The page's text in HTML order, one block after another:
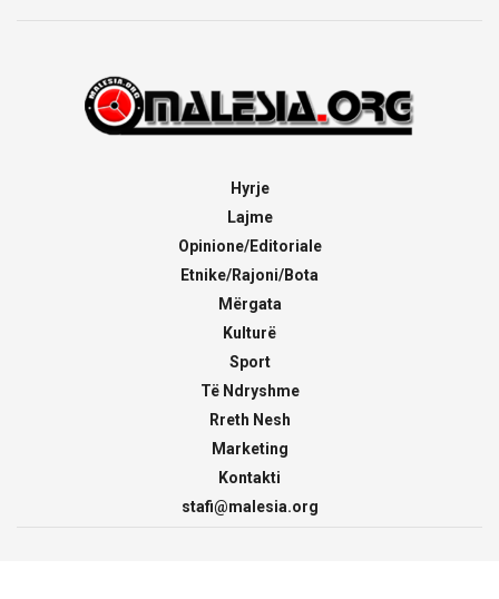
Hyrje
Lajme
Opinione/Editoriale
Etnike/Rajoni/Bota
Mërgata
Kulturë
Sport
Të Ndryshme
Rreth Nesh
Marketing
Kontakti
stafi@malesia.org